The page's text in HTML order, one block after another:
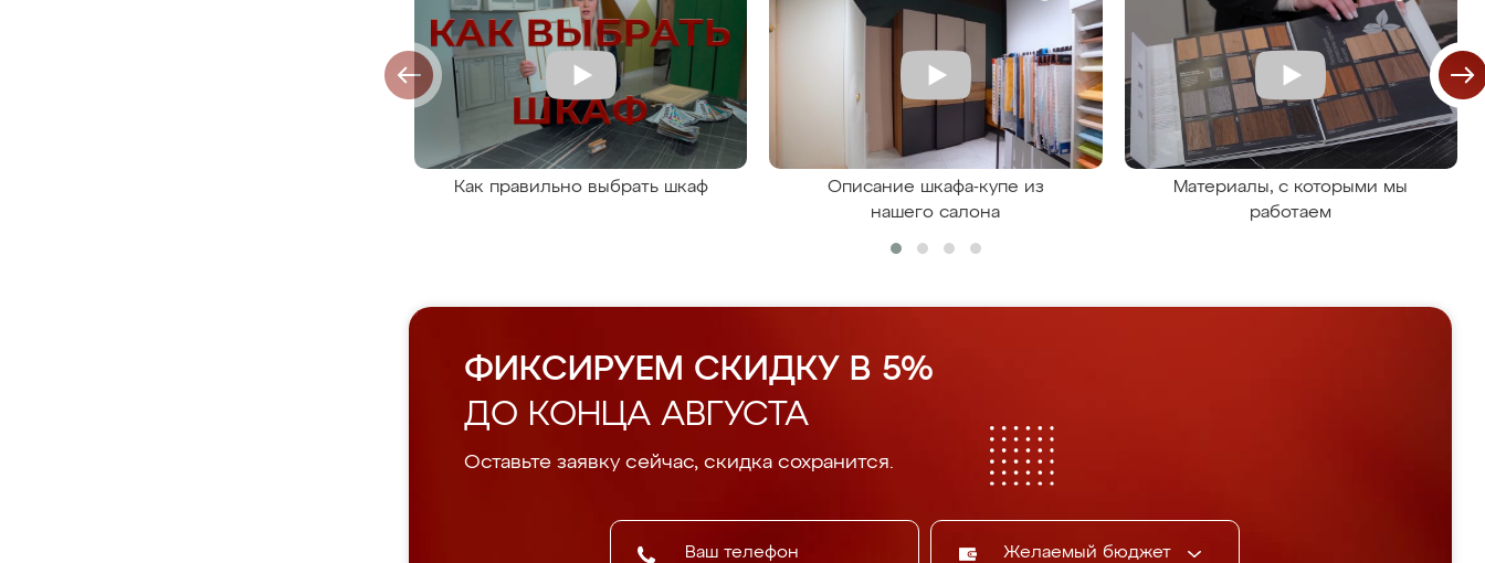
Как правильно выбрать шкаф
Описание шкафа-купе из
нашего салона
Материалы, с которыми мы
работаем
ФИКСИРУЕМ СКИДКУ В 5%
ДО КОНЦА АВГУСТА
Оставьте заявку сейчас, скидка сохранится.
Желаемый бюджет